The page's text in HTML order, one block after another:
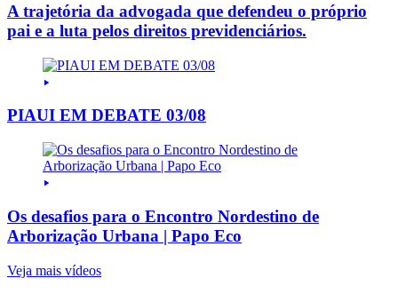
A trajetória da advogada que defendeu o próprio
pai e a luta pelos direitos previdenciários.
PIAUI EM DEBATE 03/08
Os desafios para o Encontro Nordestino de
Arborização Urbana | Papo Eco
Veja mais vídeos